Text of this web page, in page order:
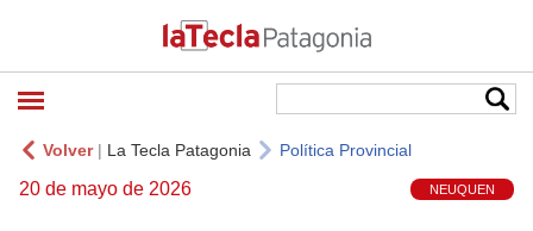
Volver| La Tecla Patagonia Política Provincial
20 de mayo de 2026 NEUQUEN